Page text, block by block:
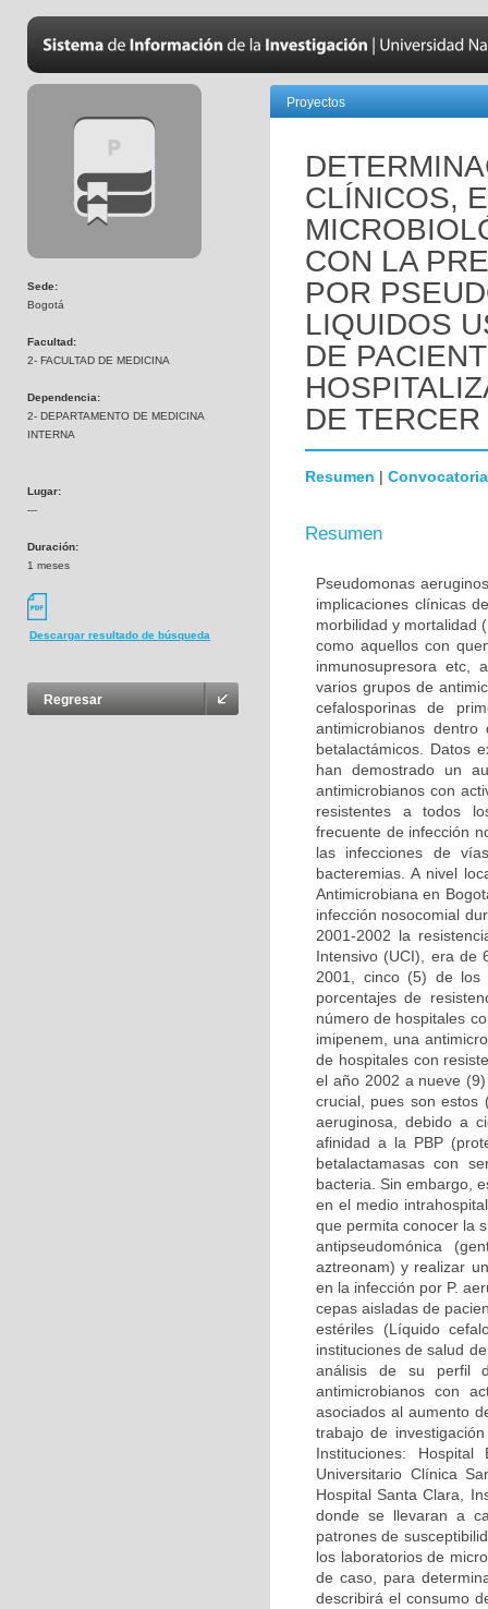
Sede:
Bogotá
Facultad:
2- FACULTAD DE MEDICINA
Dependencia:
2- DEPARTAMENTO DE MEDICINA
INTERNA
Lugar:
---
Duración:
1 meses
Descargar resultado de búsqueda
Regresar
Proyectos
CLÍNICOS,
CON LA
POR
LIQUIDOS
DE
DE
Resumen | Convocatoria
Resumen
Pseudomonas
implicaciones clínicas
morbilidad y mortalidad
como aquellos con
inmunosupresora etc,
varios grupos de
cefalosporinas de
antimicrobianos
betalactámicos. Datos
han demostrado un
antimicrobianos con
resistentes a todos
frecuente de infección
las infecciones de
bacteremias. A nivel
Antimicrobiana en
infección nosocomial
2001-2002 la
Intensivo (UCI), era de
2001, cinco (5) de los
porcentajes de
número de hospitales
imipenem, una
de hospitales con
el año 2002 a nueve
crucial, pues son estos
aeruginosa, debido a
afinidad a la PBP
betalactamasas con
bacteria. Sin embargo,
en el medio
que permita conocer la
antipseudomónica
aztreonam) y realizar
en la infección por P.
cepas aisladas de
estériles (Líquido
instituciones de salud
análisis de su perfil
antimicrobianos con
asociados al aumento
trabajo de
Instituciones:
Universitario Clínica
Hospital Santa Clara,
donde se llevaran a
patrones de
los laboratorios de
de caso, para
describirá el consumo